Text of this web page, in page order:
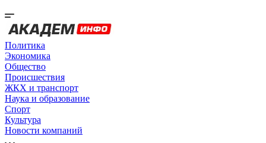
Политика
Экономика
Общество
Происшествия
ЖКХ и транспорт
Наука и образование
Спорт
Культура
Новости компаний